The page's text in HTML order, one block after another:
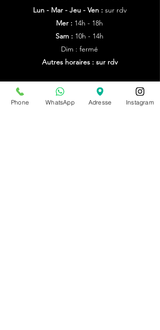
Lun - Mar - Jeu - Ven : sur rdv
Mer : 14h - 18h
Sam : 10h - 14h
Dim : fermé
Autres horaires : sur rdv
du 20/07/26 au 09/08/26
sur rdv unniquement
Phone WhatsApp Adresse Instagram